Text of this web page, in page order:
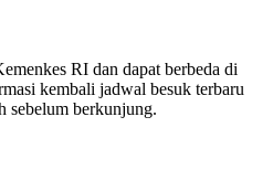
RI dan dapat berbeda di
kembali jadwal besuk terbaru
sebelum berkunjung.